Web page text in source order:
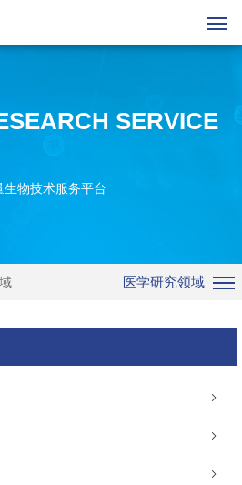
SERVICE
物技术服务平台
医学研究领域